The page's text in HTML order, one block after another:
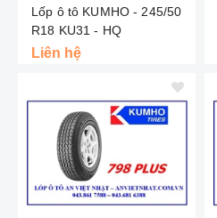
Lốp ô tô KUMHO - 245/50
R18 KU31 - HQ
Liên hệ